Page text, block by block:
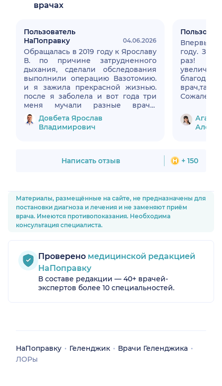
врачах
Пользователь
НаПоправку
04.06.2026
Обращалась в 2019 году к Ярославу
В. по причине затрудненного
дыхания, сделали обследования
выполнили операцию Вазотомию.
и я зажила прекрасной жизнью.
после я заболела и вот года три
меня мучали разные врачи,
миллионы обследований,
миллионы анализов, кучу
гормональных лекарств как сказал
вкололи. Обратилась по номеру
понятно дело что все бестолку ,
лечили не от того и не тем. Нужна
операция. К сожалению связь с
варачем я потеряла, ищу по
разным сайтам не могу найти....
делает что нужно и помогает.
Довбета Ярослав
Владимирович
Впервые
году. За
раз!
Написать отзыв + 150
Материалы, размещённые на сайте, не предназначены для
постановки диагноза и лечения и не заменяют приём
врача. Имеются противопоказания. Необходима
консультация специалиста.
Проверено медицинской редакцией
НаПоправку
В составе редакции — 40+ врачей-
экспертов более 10 специальностей.
НаПоправку Геленджик
Врачи Геленджика
ЛОРы